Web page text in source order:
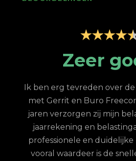
Zeer
Ik ben erg tevreden over
met Gerrit en Buro
jaren verzorgen zij mijn
jaarrekening en
professionele en duidelijke
vooral waardeer is de